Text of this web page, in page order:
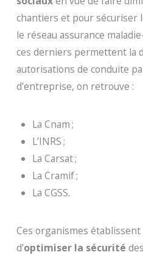
chantiers et pour sécuriser
le réseau assurance
ces derniers permettent la
autorisations de conduite
d’entreprise, on retrouve :
La Cnam ;
L’INRS ;
La Carsat ;
La Cramif ;
La CGSS.
Ces organismes
d’optimiser la sécurité